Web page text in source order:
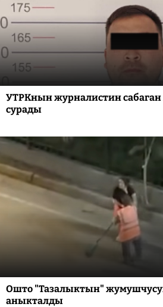
УТРКнын журналистин
сурады
Ошто "Тазалыктын"
аныкталды